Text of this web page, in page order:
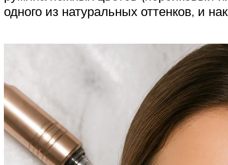
одного из натуральных оттенков, и